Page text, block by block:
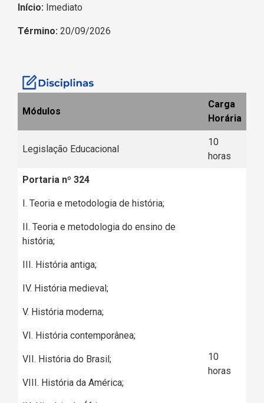
Início: Imediato
Término: 20/09/2026
Módulos
Carga
Horária
Legislação Educacional
10
horas
Portaria nº 324
I. Teoria e metodologia de história;
II. Teoria e metodologia do ensino de
história;
III. História antiga;
IV. História medieval;
V. História moderna;
VI. História contemporânea;
VII. História do Brasil;
VIII. História da América;
10
horas